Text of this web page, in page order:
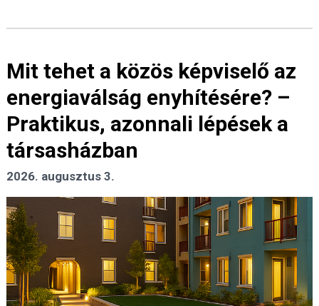
Mit tehet a közös képviselő az
energiaválság enyhítésére? –
Praktikus, azonnali lépések a
társasházban
2026. augusztus 3.